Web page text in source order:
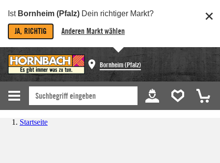
Ist Bornheim (Pfalz) Dein richtiger Markt?
JA, RICHTIG Anderen Markt wählen
Bornheim (Pfalz)
Startseite